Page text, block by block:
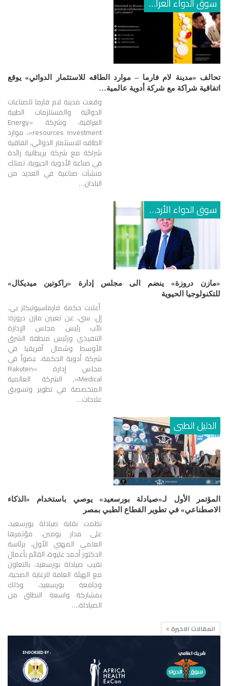
سوق الدواء العراقي
تحالف «مدينة لام فارما – موارد الطاقه للاستثمار الدوائي» يوقع
اتفاقية شراكة مع شركة أدوية عالمية…
وقعت مدينة لام فارما للصناعات
الدوائية والمستلزمات الطبية
العراقية، وشركة «Energy
resources investment»، موارد
الطاقه للاستثمار الدوائي، اتفاقية
شراكة مع شركة بريطانية رائدة
في صناعة الأدوية الحيوية، تمتلك
منشآت صناعية في العديد من
البلدان…
سوق الدواء الأردني
«مازن دروزة» ينضم الى مجلس إدارة «راكوتين ميديكال»
للتكنولوجيا الحيوية
أعلنت حكمة فارماسيوتيكلز بي.
إل. سي، عن تعيين مازن دروزة؛
نائب رئيس مجلس الإدارة
التنفيذي ورئيس منطقة الشرق
الأوسط وشمال أفريقيا في
شركة أدوية الحكمة، عضواً في
مجلس إدارة «Rakuten
Medical», الشركة العالمية
المتخصصة في تطوير وتسويق
علاجات…
الدليل الطبى
المؤتمر الأول لـ«صيادلة بورسعيد» يوصي باستخدام «الذكاء
الاصطناعي» في تطوير القطاع الطبي بمصر
نظمت نقابة صيادلة بورسعيد،
على مدار يومين، مؤتمرها
العلمي المهني الأول، برئاسة
الدكتور أحمد عليوة، القائم بأعمال
نقيب صيادلة بورسعيد، بالتعاون
مع الهيئة العامة للرعاية الصحية،
وجامعة بورسعيد، وذلك
بمشاركة واسعة النطاق من
الصيادلة،…
المقالات الاخيرة